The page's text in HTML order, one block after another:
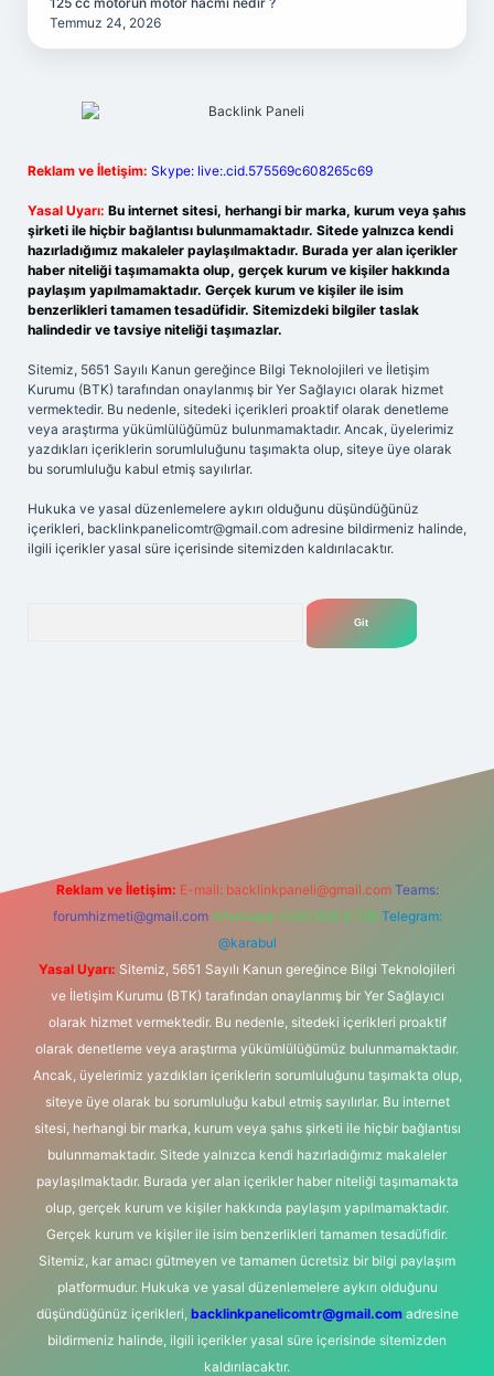
Temmuz 24, 2026
Reklam ve İletişim: Skype: live:.cid.575569c608265c69
Yasal Uyarı: Bu internet sitesi, herhangi bir marka, kurum veya şahıs
şirketi ile hiçbir bağlantısı bulunmamaktadır. Sitede yalnızca kendi
hazırladığımız makaleler paylaşılmaktadır. Burada yer alan içerikler
haber niteliği taşımamakta olup, gerçek kurum ve kişiler hakkında
paylaşım yapılmamaktadır. Gerçek kurum ve kişiler ile isim
benzerlikleri tamamen tesadüfidir. Sitemizdeki bilgiler taslak
halindedir ve tavsiye niteliği taşımazlar.
Sitemiz, 5651 Sayılı Kanun gereğince Bilgi Teknolojileri ve İletişim
Kurumu (BTK) tarafından onaylanmış bir Yer Sağlayıcı olarak hizmet
vermektedir. Bu nedenle, sitedeki içerikleri proaktif olarak denetleme
veya araştırma yükümlülüğümüz bulunmamaktadır. Ancak, üyelerimiz
yazdıkları içeriklerin sorumluluğunu taşımakta olup, siteye üye olarak
bu sorumluluğu kabul etmiş sayılırlar.
Hukuka ve yasal düzenlemelere aykırı olduğunu düşündüğünüz
içerikleri, backlinkpanelicomtr@gmail.com adresine bildirmeniz halinde,
ilgili içerikler yasal süre içerisinde sitemizden kaldırılacaktır.
Reklam ve İletişim: E-mail: backlinkpaneli@gmail.com Teams:
forumhizmeti@gmail.com Whatsapp: 0262 606 0 726 Telegram:
@karabul
Yasal Uyarı: Sitemiz, 5651 Sayılı Kanun gereğince Bilgi Teknolojileri
ve İletişim Kurumu (BTK) tarafından onaylanmış bir Yer Sağlayıcı
olarak hizmet vermektedir. Bu nedenle, sitedeki içerikleri proaktif
olarak denetleme veya araştırma yükümlülüğümüz bulunmamaktadır.
Ancak, üyelerimiz yazdıkları içeriklerin sorumluluğunu taşımakta olup,
siteye üye olarak bu sorumluluğu kabul etmiş sayılırlar. Bu internet
sitesi, herhangi bir marka, kurum veya şahıs şirketi ile hiçbir bağlantısı
bulunmamaktadır. Sitede yalnızca kendi hazırladığımız makaleler
paylaşılmaktadır. Burada yer alan içerikler haber niteliği taşımamakta
olup, gerçek kurum ve kişiler hakkında paylaşım yapılmamaktadır.
Gerçek kurum ve kişiler ile isim benzerlikleri tamamen tesadüfidir.
Sitemiz, kar amacı gütmeyen ve tamamen ücretsiz bir bilgi paylaşım
platformudur. Hukuka ve yasal düzenlemelere aykırı olduğunu
düşündüğünüz içerikleri, backlinkpanelicomtr@gmail.comadresine
bildirmeniz halinde, ilgili içerikler yasal süre içerisinde sitemizden
kaldırılacaktır.